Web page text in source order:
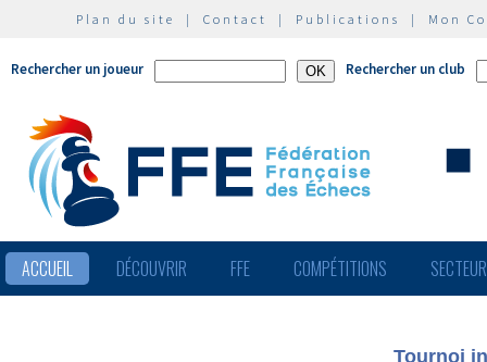
Plan du site | Contact | Publications | Mon
Rechercher un joueur Rechercher un club
ACCUEIL DÉCOUVRIR FFE COMPÉTITIONS
Tournoi